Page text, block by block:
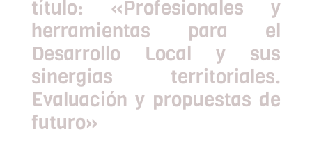
título: «Profesionales y
herramientas para el
Desarrollo Local y sus
sinergias territoriales.
Evaluación y propuestas de
futuro»